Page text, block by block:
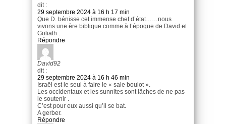
dit :
29 septembre 2024 à 16 h 17 min
Que D. bénisse cet immense chef d’état……nous
vivons une ère biblique comme à l’époque de David et
Goliath .
Répondre
David92
dit :
29 septembre 2024 à 16 h 46 min
Israël est le seul à faire le « sale boulot ».
Les occidentaux et les sunnites sont lâches de ne pas
le soutenir .
C’est pour eux aussi qu’il se bat.
A gerber.
Répondre